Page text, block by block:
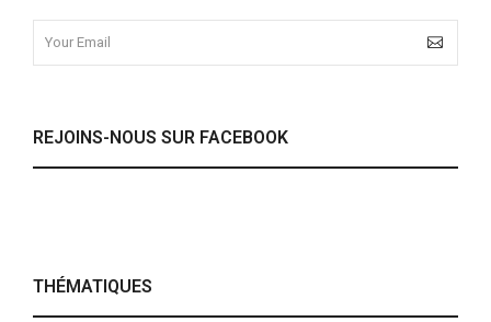
REJOINS-NOUS SUR FACEBOOK
THÉMATIQUES